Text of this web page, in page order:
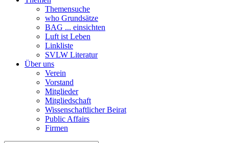
Themensuche
who Grundsätze
BAG ... einsichten
Luft ist Leben
Linkliste
SVLW Literatur
Über uns
Verein
Vorstand
Mitglieder
Mitgliedschaft
Wissenschaftlicher Beirat
Public Affairs
Firmen